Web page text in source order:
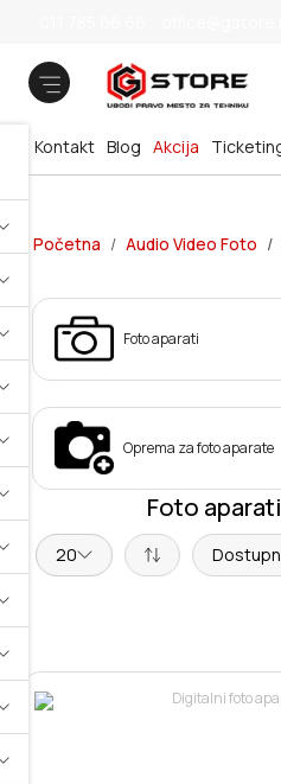
Blog Akcija
Kontakt
Početna Audio Video Foto
Foto aparati
Oprema za foto aparate
Foto
20